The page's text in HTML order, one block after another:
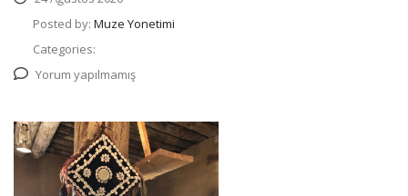
Posted by: Muze Yonetimi
Categories:
Yorum yapılmamış